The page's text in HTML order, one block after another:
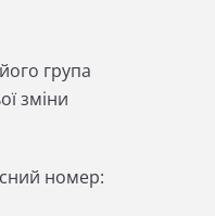
група
зміни
номер: